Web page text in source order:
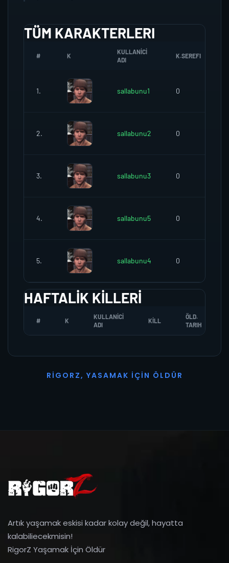
TÜM KARAKTERLERI
# K
KULLANICI
ADI
K.SEREFI
1. sallabunu1 0
2. sallabunu2 0
3. sallabunu3 0
4. sallabunu5 0
5. sallabunu4 0
HAFTALIK KILLERI
# K
KULLANICI
ADI
KILL
ÖLD.
TARIH
R I G O R Z, YASAMAK İ ÇI N Ö L D Ü R
Artık yaşamak eskisi kadar kolay değil, hayatta
kalabiliecekmisin!
RigorZ Yaşamak İçin Öldür